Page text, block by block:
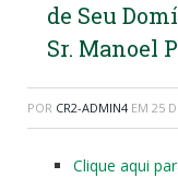
de Seu
Sr. Manoel
POR CR2-ADMIN4 EM 25
Clique aqui